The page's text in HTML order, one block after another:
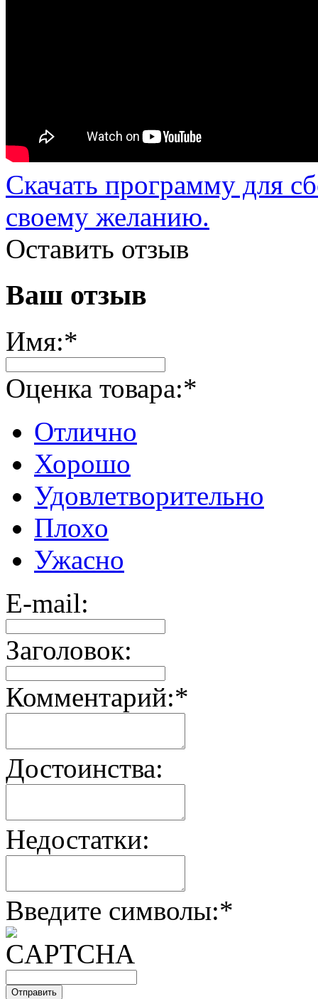
Скачать программу для
своему желанию.
Оставить отзыв
Ваш отзыв
Имя:*
Оценка товара:*
Отлично
Хорошо
Удовлетворительно
Плохо
Ужасно
E-mail:
Заголовок:
Комментарий:*
Достоинства:
Недостатки:
Введите символы:*